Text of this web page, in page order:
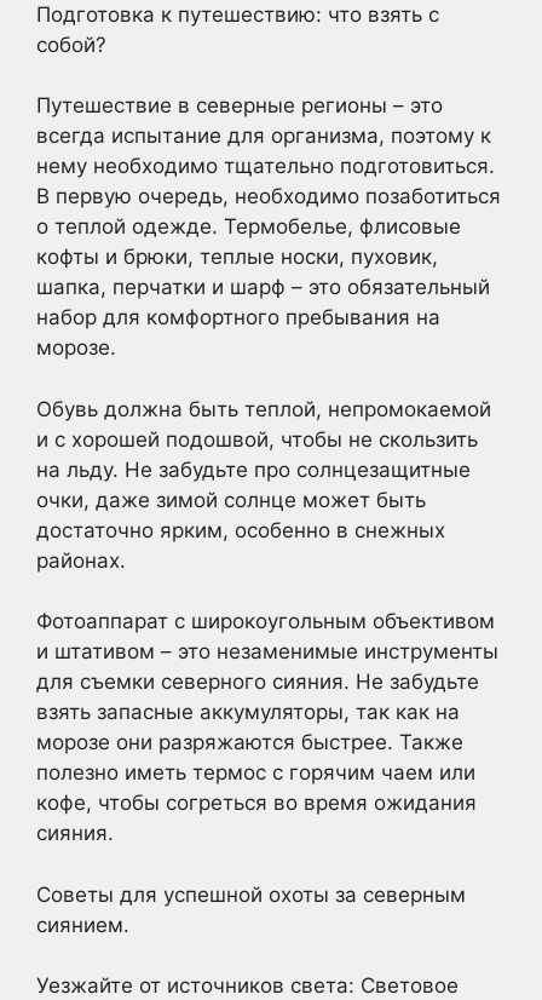
Подготовка к путешествию: что взять с
собой?
Путешествие в северные регионы – это
всегда испытание для организма, поэтому к
нему необходимо тщательно подготовиться.
В первую очередь, необходимо позаботиться
о теплой одежде. Термобелье, флисовые
кофты и брюки, теплые носки, пуховик,
шапка, перчатки и шарф – это обязательный
набор для комфортного пребывания на
морозе.
Обувь должна быть теплой, непромокаемой
и с хорошей подошвой, чтобы не скользить
на льду. Не забудьте про солнцезащитные
очки, даже зимой солнце может быть
достаточно ярким, особенно в снежных
районах.
Фотоаппарат с широкоугольным объективом
и штативом – это незаменимые инструменты
для съемки северного сияния. Не забудьте
взять запасные аккумуляторы, так как на
морозе они разряжаются быстрее. Также
полезно иметь термос с горячим чаем или
кофе, чтобы согреться во время ожидания
сияния.
Советы для успешной охоты за северным
сиянием.
Уезжайте от источников света: Световое